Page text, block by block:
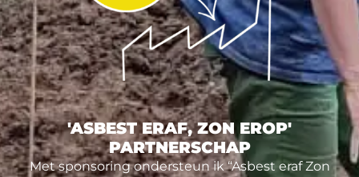
'ASBEST ERAF, ZON EROP'
PARTNERSCHAP
Met sponsoring ondersteun ik “Asbest eraf Zon